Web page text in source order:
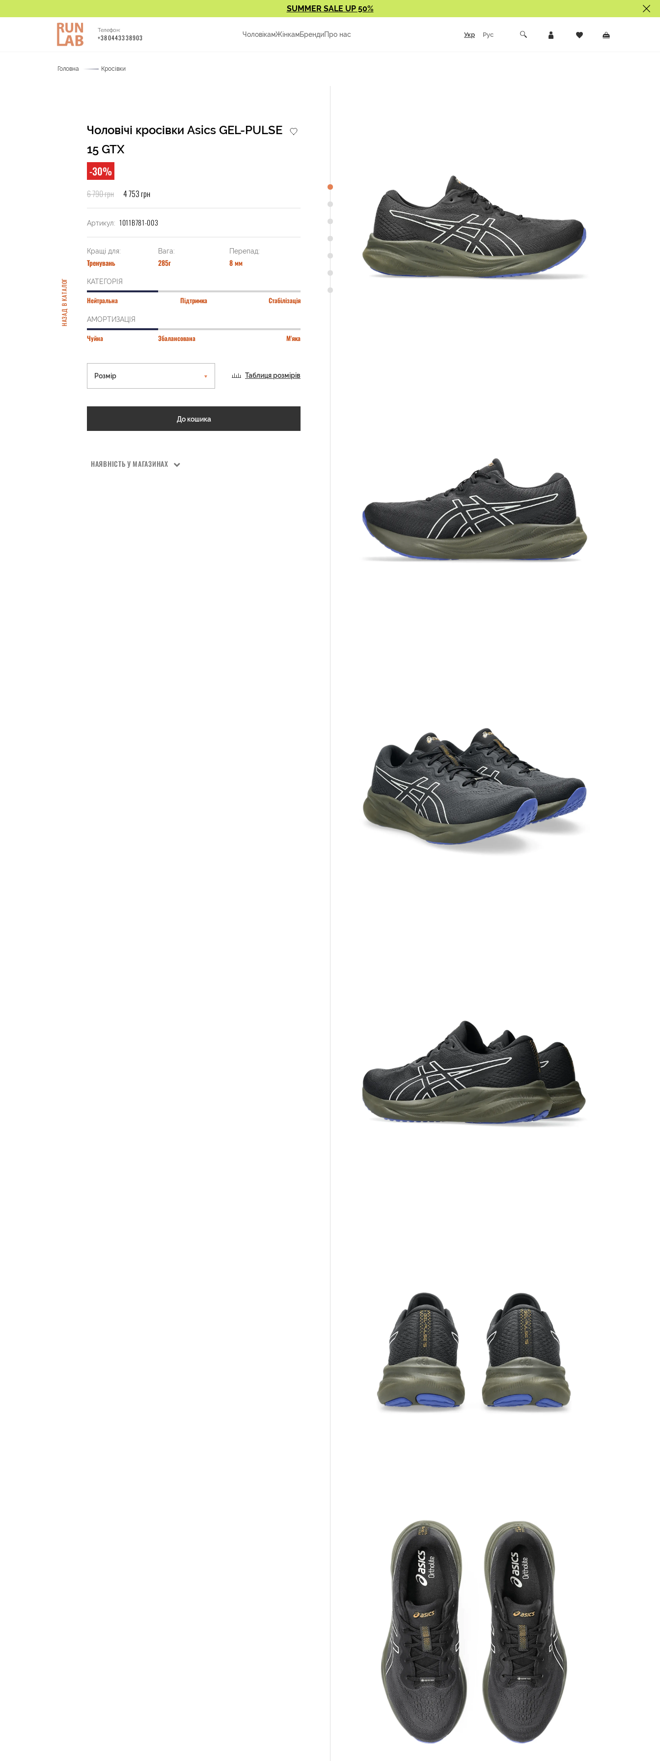
SUMMER SALE UP 50%
Телефон:
+380443338903 ЧоловікамЖінкамБрендиПро нас Укр Рус
Головна Кросівки
НАЗАД В КАТАЛОГ
Чоловічі кросівки Asics GEL-PULSE
15 GTX
-30%
6 790 грн 4 753 грн
Артикул: 1011B781-003
Кращі для:
Тренувань
Вага:
285г
Перепад:
8 мм
КАТЕГОРІЯ
Нейтральна Підтримка Стабілізація
АМОРТИЗАЦІЯ
Чуйна Збалансована М'яка
Розмір Таблиця розмірів
До кошика
НАЯВНІСТЬ У МАГАЗИНАХ